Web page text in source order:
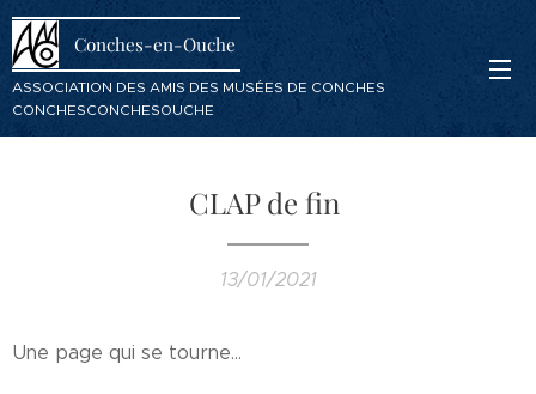
Conches-en-Ouche
ASSOCIATION DES AMIS DES MUSÉES DE CONCHES
CONCHESCONCHESOUCHE
CLAP de fin
13/01/2021
Une page qui se tourne...